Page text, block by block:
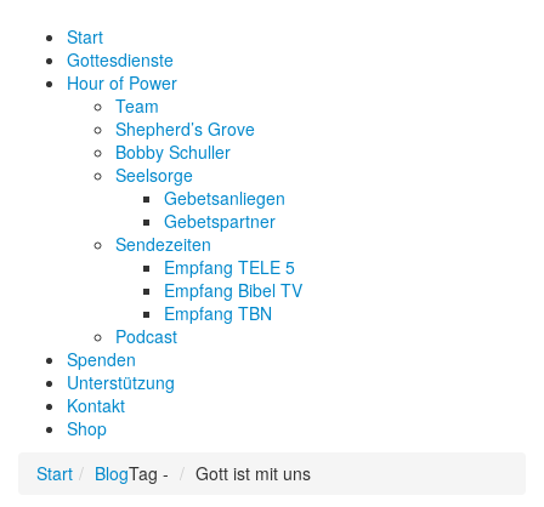
Start
Gottesdienste
Hour of Power
Team
Shepherd’s Grove
Bobby Schuller
Seelsorge
Gebetsanliegen
Gebetspartner
Sendezeiten
Empfang TELE 5
Empfang Bibel TV
Empfang TBN
Podcast
Spenden
Unterstützung
Kontakt
Shop
Start
BlogTag - Gott ist mit uns